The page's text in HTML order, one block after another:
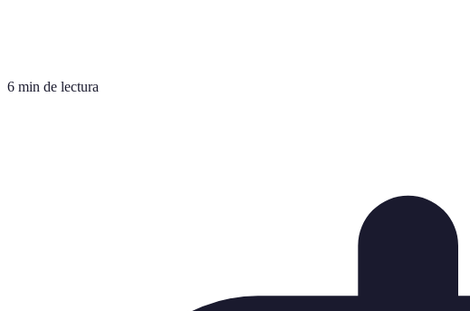
6 min de lectura